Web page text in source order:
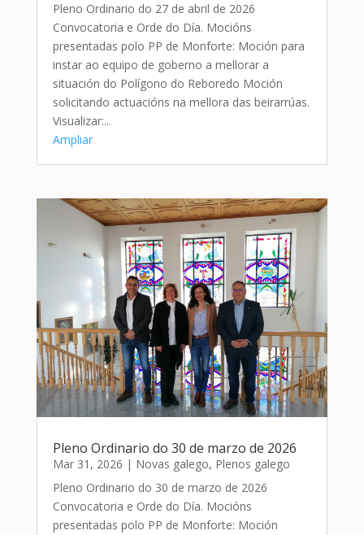
Pleno Ordinario do 27 de abril de 2026
Convocatoria e Orde do Día. Mocións
presentadas polo PP de Monforte: Moción para
instar ao equipo de goberno a mellorar a
situación do Polígono do Reboredo Moción
solicitando actuacións na mellora das beirarrúas.
Visualizar:...
Ampliar
Pleno Ordinario do 30 de marzo de 2026
Mar 31, 2026 | Novas galego, Plenos galego
Pleno Ordinario do 30 de marzo de 2026
Convocatoria e Orde do Día. Mocións
presentadas polo PP de Monforte: Moción